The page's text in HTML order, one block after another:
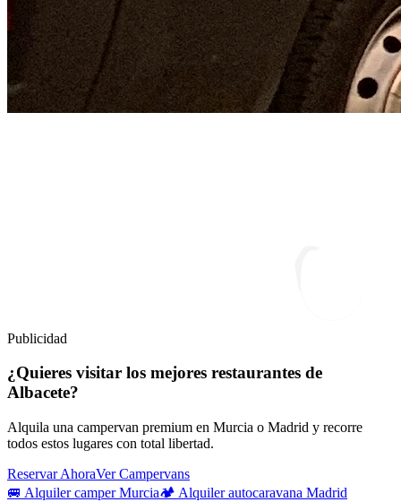
Publicidad
¿Quieres visitar los mejores restaurantes de
Albacete?
Alquila una campervan premium en Murcia o Madrid y recorre
todos estos lugares con total libertad.
Reservar AhoraVer Campervans
🚐 Alquiler camper Murcia🏕️ Alquiler autocaravana Madrid